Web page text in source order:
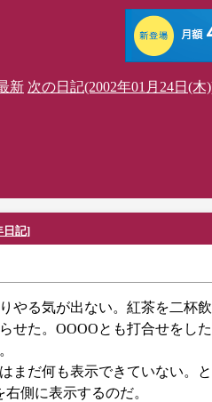
新 次の日記(2002年01月24日(木
日記]
やる気が出ない。紅茶を二杯飲
せた。OOOOとも打合せをし
まだ何も表示できていない。
側に表示するのだ。